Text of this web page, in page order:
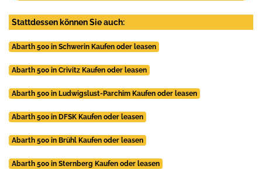
Stattdessen können Sie auch:
Abarth 500 in Schwerin Kaufen oder leasen
Abarth 500 in Crivitz Kaufen oder leasen
Abarth 500 in Ludwigslust-Parchim Kaufen oder leasen
Abarth 500 in DFSK Kaufen oder leasen
Abarth 500 in Brühl Kaufen oder leasen
Abarth 500 in Sternberg Kaufen oder leasen